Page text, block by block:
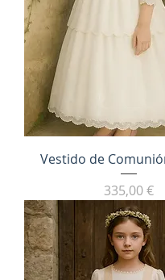
Vestido de
Precio
335,00 €